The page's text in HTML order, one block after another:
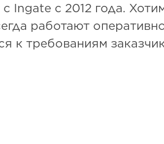
Ingate с 2012 года.
работают
к требованиям